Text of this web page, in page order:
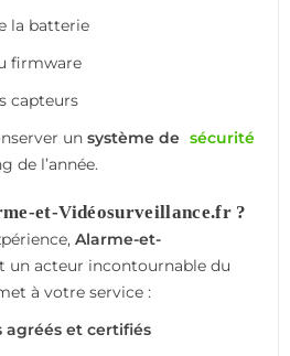
la batterie
firmware
capteurs
un système de sécurité
de l’année.
et-Vidéosurveillance.fr ?
Alarme-et-
un acteur incontournable du
à votre service :
agréés et certifiés